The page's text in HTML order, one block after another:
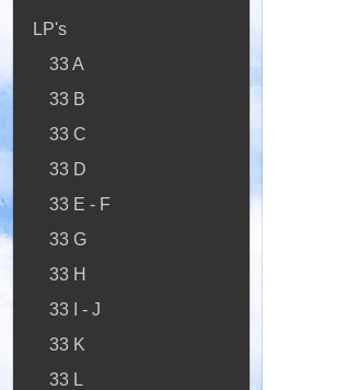
LP's
33 A
33 B
33 C
33 D
33 E - F
33 G
33 H
33 I - J
33 K
33 L